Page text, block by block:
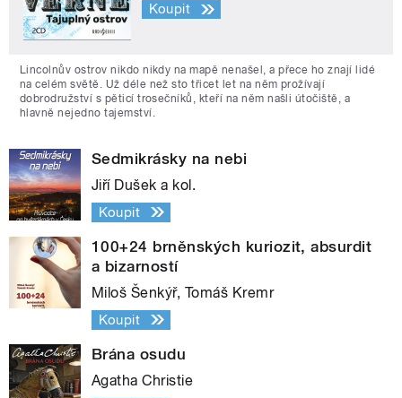
Koupit
Lincolnův ostrov nikdo nikdy na mapě nenašel, a přece ho znají lidé
na celém světě. Už déle než sto třicet let na něm prožívají
dobrodružství s pěticí trosečníků, kteří na něm našli útočiště, a
hlavně nejedno tajemství.
Sedmikrásky na nebi
Jiří Dušek a kol.
Koupit
100+24 brněnských kuriozit, absurdit
a bizarností
Miloš Šenkýř, Tomáš Kremr
Koupit
Brána osudu
Agatha Christie